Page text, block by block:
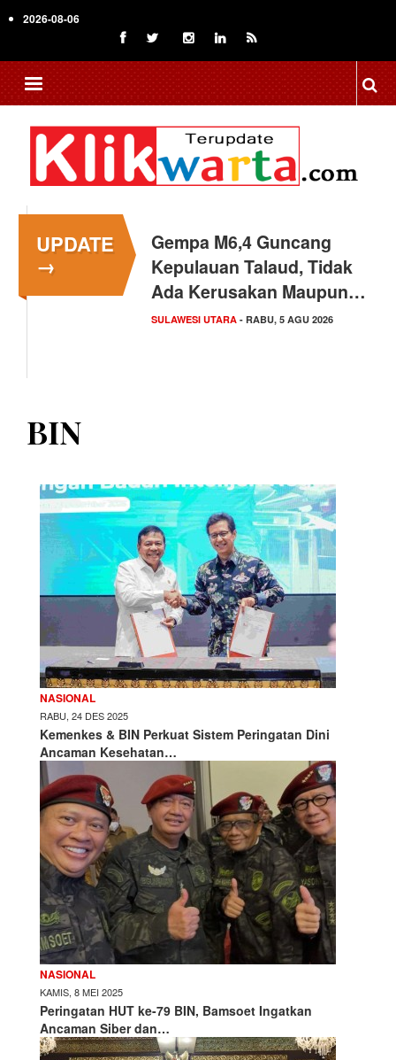
to
content
2026-08-06
UPDATE
→
Gempa M6,4 Guncang
Kepulauan Talaud, Tidak
Ada Kerusakan Maupun…
SULAWESI UTARA - RABU, 5 AGU 2026
BIN
NASIONAL
RABU, 24 DES 2025
Kemenkes & BIN Perkuat Sistem Peringatan Dini
Ancaman Kesehatan…
NASIONAL
KAMIS, 8 MEI 2025
Peringatan HUT ke-79 BIN, Bamsoet Ingatkan
Ancaman Siber dan…